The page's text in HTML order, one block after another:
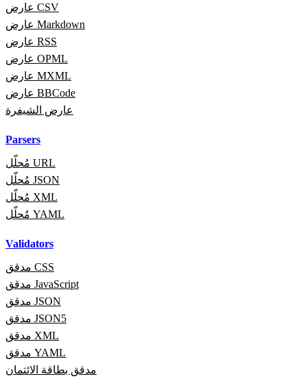
عارض CSV
عارض Markdown
عارض RSS
عارض OPML
عارض MXML
عارض BBCode
عارض الشيفرة
Parsers
مُحلّل URL
مُحلّل JSON
مُحلّل XML
مُحلّل YAML
Validators
مدقق CSS
مدقق JavaScript
مدقق JSON
مدقق JSON5
مدقق XML
مدقق YAML
مدقق بطاقة الائتمان